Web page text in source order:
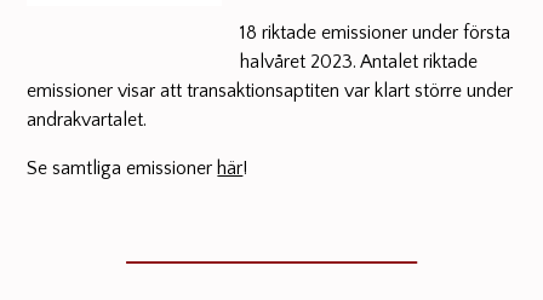
18 riktade emissioner under första
halvåret 2023. Antalet riktade
emissioner visar att transaktionsaptiten var klart större under
andrakvartalet.
Se samtliga emissioner här!